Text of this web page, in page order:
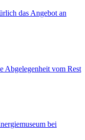
das Angebot an
Abgelegenheit vom Rest
bei